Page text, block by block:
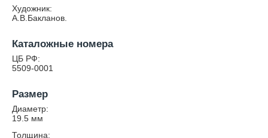
Художник:
А.В.Бакланов.
Каталожные номера
ЦБ РФ:
5509-0001
Размер
Диаметр:
19.5 мм
Толщина: